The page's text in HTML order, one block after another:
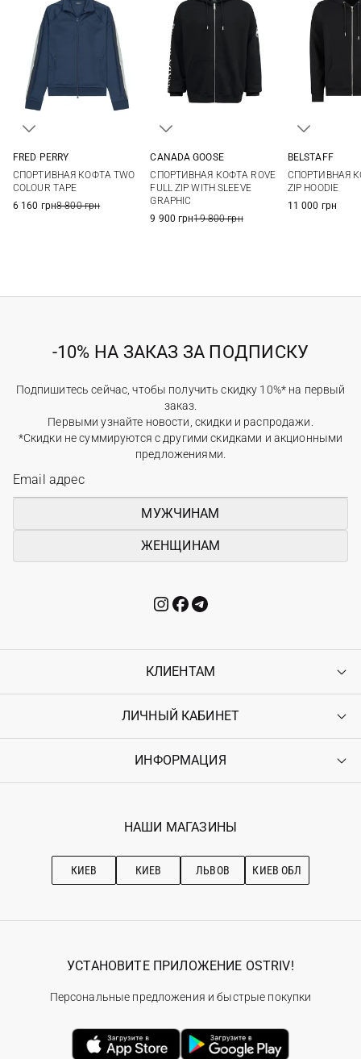
FRED PERRY
СПОРТИВНАЯ КОФТА TWO
COLOUR TAPE
6 160 грн8 800 грн
XXL
CANADA GOOSE
СПОРТИВНАЯ КОФТА ROVE
FULL ZIP WITH SLEEVE
GRAPHIC
9 900 грн19 800 грн
3XL
BELSTAFF
СПОРТИВНАЯ
ZIP HOODIE
11 000 грн
-10% НА ЗАКАЗ ЗА ПОДПИСКУ
Подпишитесь сейчас, чтобы получить скидку 10%* на первый
заказ.
Первыми узнайте новости, скидки и распродажи.
*Скидки не суммируются с другими скидками и акционными
предложениями.
МУЖЧИНАМ
ЖЕНЩИНАМ
КЛИЕНТАМ
Контакты
Возврат
Гарантия
ЛИЧНЫЙ КАБИНЕТ
Войти
Ostriv Club+
ИНФОРМАЦИЯ
Наши магазини
Рекомендации по уходу
НАШИ МАГАЗИНЫ
КИЕВ КИЕВ ЛЬВОВ КИЕВ ОБЛ
УСТАНОВИТЕ ПРИЛОЖЕНИЕ OSTRIV!
Персональные предложения и быстрые покупки